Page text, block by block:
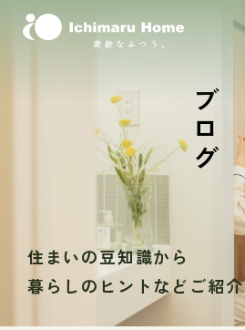
ブログ
住まいの豆知識から
暮らしのヒントなどご紹介